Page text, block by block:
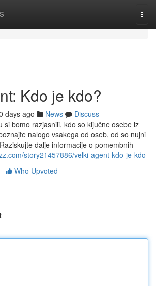
Kdo je kdo?
days ago News
Discuss
si bomo razjasnili, kdo so ključne osebe iz
nalogo vsakega od oseb, od so nujni
dalje informacije o pomembnih
story21457886/velki-agent-kdo-je-kdo
Who Upvoted